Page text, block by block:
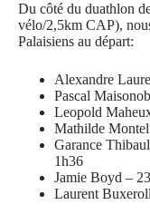
Du côté du duathlon
vélo/2,5km CAP),
Palaisiens au départ:
Alexandre
Pascal
Leopold
Mathilde
Garance
1h36
Jamie Boyd –
Laurent